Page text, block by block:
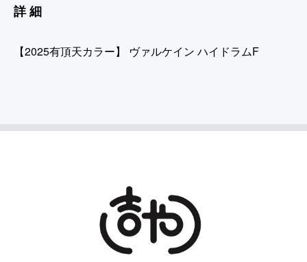
詳細
【2025有頂天カラー】 ヴァルケイン ハイドラムF